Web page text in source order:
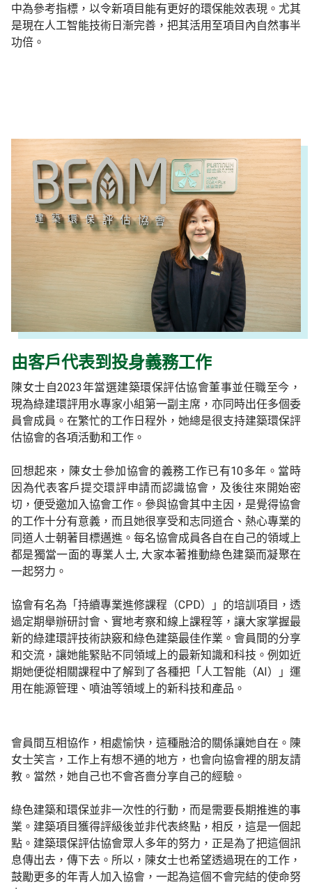
中為參考指標，以令新項目能有更好的環保能效表現。尤其
是現在人工智能技術日漸完善，把其活用至項目內自然事半
功倍。
由客戶代表到投身義務工作
陳女士自2023年當選建築環保評估協會董事並任職至今，
現為綠建環評用水專家小組第一副主席，亦同時出任多個委
員會成員。在繁忙的工作日程外，她總是很支持建築環保評
估協會的各項活動和工作。
回想起來，陳女士參加協會的義務工作已有10多年。當時
因為代表客戶提交環評申請而認識協會，及後往來開始密
切，便受邀加入協會工作。參與協會其中主因，是覺得協會
的工作十分有意義，而且她很享受和志同道合、熱心專業的
同道人士朝著目標邁進。每名協會成員各自在自己的領域上
都是獨當一面的專業人士, 大家本著推動綠色建築而凝聚在
一起努力。
協會有名為「持續專業進修課程（CPD）」的培訓項目，透
過定期舉辦研討會、實地考察和線上課程等，讓大家掌握最
新的綠建環評技術訣竅和綠色建築最佳作業。會員間的分享
和交流，讓她能緊貼不同領域上的最新知識和科技。例如近
期她便從相關課程中了解到了各種把「人工智能（AI）」運
用在能源管理、噴油等領域上的新科技和產品。
會員間互相協作，相處愉快，這種融洽的關係讓她自在。陳
女士笑言，工作上有想不通的地方，也會向協會裡的朋友請
教。當然，她自己也不會吝嗇分享自己的經驗。
綠色建築和環保並非一次性的行動，而是需要長期推進的事
業。建築項目獲得評級後並非代表終點，相反，這是一個起
點。建築環保評估協會眾人多年的努力，正是為了把這個訊
息傳出去，傳下去。所以，陳女士也希望透過現在的工作，
鼓勵更多的年青人加入協會，一起為這個不會完結的使命努